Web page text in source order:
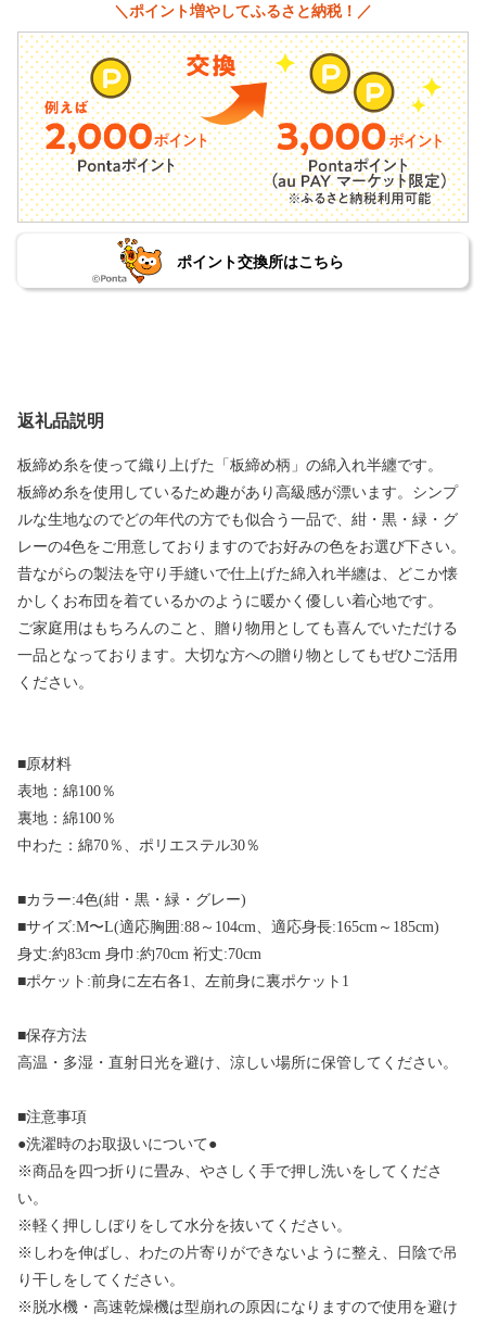
＼ポイント増やしてふるさと納税！／
ポイント交換所はこちら
返礼品説明
板締め糸を使って織り上げた「板締め柄」の綿入れ半纏です。
板締め糸を使用しているため趣があり高級感が漂います。シンプ
ルな生地なのでどの年代の方でも似合う一品で、紺・黒・緑・グ
レーの4色をご用意しておりますのでお好みの色をお選び下さい。
昔ながらの製法を守り手縫いで仕上げた綿入れ半纏は、どこか懐
かしくお布団を着ているかのように暖かく優しい着心地です。
ご家庭用はもちろんのこと、贈り物用としても喜んでいただける
一品となっております。大切な方への贈り物としてもぜひご活用
ください。
■原材料
表地：綿100％
裏地：綿100％
中わた：綿70％、ポリエステル30％
■カラー:4色(紺・黒・緑・グレー)
■サイズ:M〜L(適応胸囲:88～104cm、適応身長:165cm～185cm)
身丈:約83cm 身巾:約70cm 裄丈:70cm
■ポケット:前身に左右各1、左前身に裏ポケット1
■保存方法
高温・多湿・直射日光を避け、涼しい場所に保管してください。
■注意事項
●洗濯時のお取扱いについて●
※商品を四つ折りに畳み、やさしく手で押し洗いをしてくださ
い。
※軽く押ししぼりをして水分を抜いてください。
※しわを伸ばし、わたの片寄りができないように整え、日陰で吊
り干しをしてください。
※脱水機・高速乾燥機は型崩れの原因になりますので使用を避け